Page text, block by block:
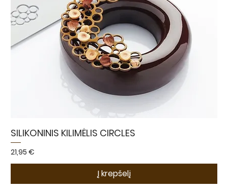
SILIKONINIS KILIMĖLIS CIRCLES
Kaina
21,95 €
Į krepšelį